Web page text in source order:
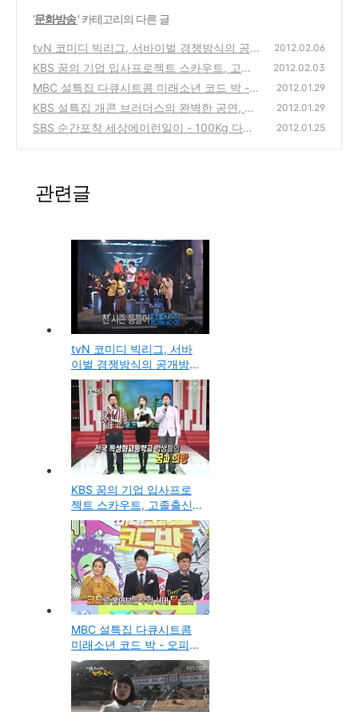
'문화방송' 카테고리의 다른 글
tvN 코미디 빅리그, 서바이벌 경쟁방식의 공개
방송 케이블TV의 코미디 프로그램
(0)
2012.02.06
KBS 꿈의 기업 입사프로젝트 스카우트, 고졸
출신을 정규직 사용으로 채용하는 서바이벌 프
로그램
(0)
2012.02.03
MBC 설특집 다큐시트콤 미래소년 코드 박 -
오피스 와이프, 인센티브 등 직장인의 애환을
그린 방송
(0)
2012.01.29
KBS 설특집 개콘 브러더스의 완벽한 공연, 개
그콘서트 뮤지컬 코너의 영주 평은면 주민 위
2012.01.29
SBS 순간포착 세상에이런일이 - 100Kg 다이
2012.01.25
관련글
tvN 코미디 빅리그, 서바
이벌 경쟁방식의 공개방송
케이블TV의 코미디 프로
그램
KBS 꿈의 기업 입사프로
젝트 스카우트, 고졸출신
을 정규직 사용으로 채용
하는 서바이벌 프로그램
MBC 설특집 다큐시트콤
미래소년 코드 박 - 오피스
와이프, 인센티브 등 직장
인의 애환을 그린 방송